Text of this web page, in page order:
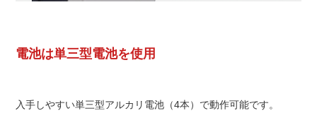
電池は単三型電池を使用
入手しやすい単三型アルカリ電池（4本）で動作可能です。